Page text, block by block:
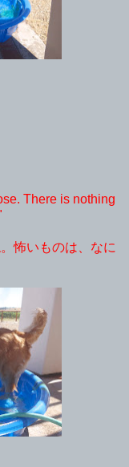
There is nothing
怖いものは、なに